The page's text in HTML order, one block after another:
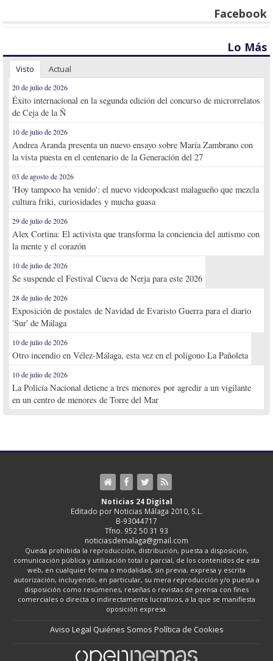
Facebook
Lo Más
Visto Actual
20 de julio de 2026
Éxito internacional en la segunda edición del concurso de microrrelatos
de Ceja de la Ñ
10 de julio de 2026
Andrea Aranda presenta un nuevo ensayo sobre María Zambrano con
la vista puesta en el centenario de la Generación del 27
03 de agosto de 2026
'Hoy tampoco ha venido': el nuevo videopodcast malagueño que mezcla
cultura friki, curiosidades y mucha guasa
29 de julio de 2026
Alex Cortina: El activista que transforma la conciencia del autismo con
la mente y el corazón
10 de julio de 2026
Se suspende el Festival Cueva de Nerja para este 2026
28 de julio de 2026
Exposición de postales de Navidad de Evaristo Guerra para el diario
'Sur' de Málaga
10 de julio de 2026
Otro incendio en Vélez-Málaga, esta vez en el polígono La Pañoleta
10 de julio de 2026
La Policía Nacional detiene a tres menores por agredir a un vigilante
en un centro de menores de Torre del Mar
Noticias 24 Digital
Editado por Noticias Málaga 2010, S.L.
B-93044717
Tfno. 952 50 31 93
noticiasdemalaga@gmail.com
Queda prohibida la reproducción, distribución, puesta a disposición,
comunicación pública y utilización total o parcial, de los contenidos de esta
web, en cualquier forma o modalidad, sin previa, expresa y escrita
autorización, incluyendo, en particular, su mera reproducción y/o puesta a
disposición como resúmenes, reseñas o revistas de prensa con fines
comerciales o directa o indirectamente lucrativos, a la que se manifiesta
oposición expresa.
Aviso Legal Quiénes Somos Política de Cookies